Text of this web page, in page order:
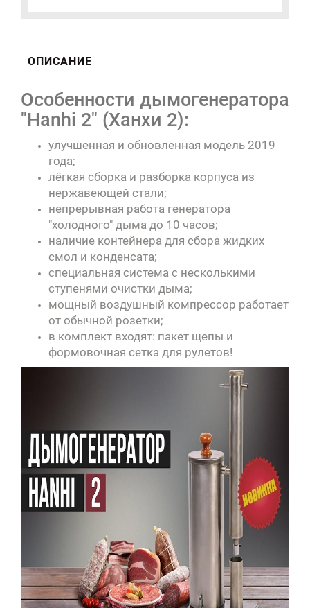
ОПИСАНИЕ
Особенности дымогенератора
"Hanhi 2" (Ханхи 2):
улучшенная и обновленная модель 2019
года;
лёгкая сборка и разборка корпуса из
нержавеющей стали;
непрерывная работа генератора
"холодного" дыма до 10 часов;
наличие контейнера для сбора жидких
смол и конденсата;
специальная система с несколькими
ступенями очистки дыма;
мощный воздушный компрессор работает
от обычной розетки;
в комплект входят: пакет щепы и
формовочная сетка для рулетов!